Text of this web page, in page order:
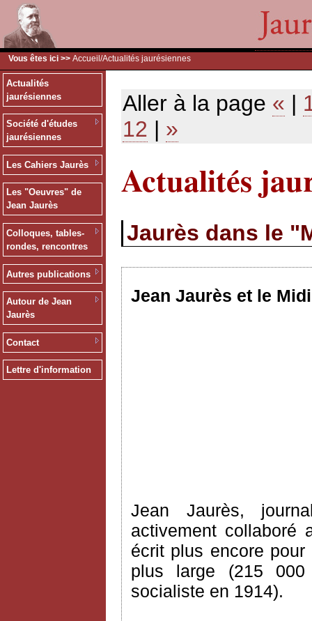
Vous êtes ici >> Accueil /Actualités jaurésiennes
Actualités
jaurésiennes
Société d'études
jaurésiennes
Les Cahiers Jaurès
Les "Oeuvres" de
Jean Jaurès
Colloques, tables-
rondes, rencontres
Autres publications
Autour de Jean
Jaurès
Contact
Lettre d'information
Aller à la page « |
12 | »
Actualités
Jaurès dans le
Jean Jaurès et le
Jean Jaurès,
activement
écrit plus encore
plus large (215
socialiste en 1914).